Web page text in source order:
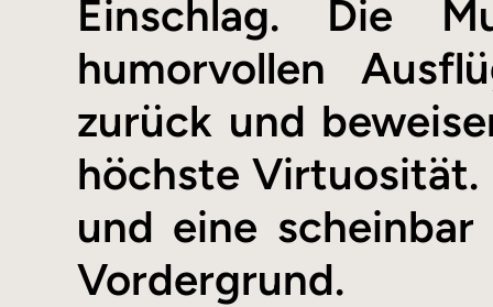
Einschlag. Die
humorvollen
zurück und
höchste Virtuosität.
und eine
Vordergrund.